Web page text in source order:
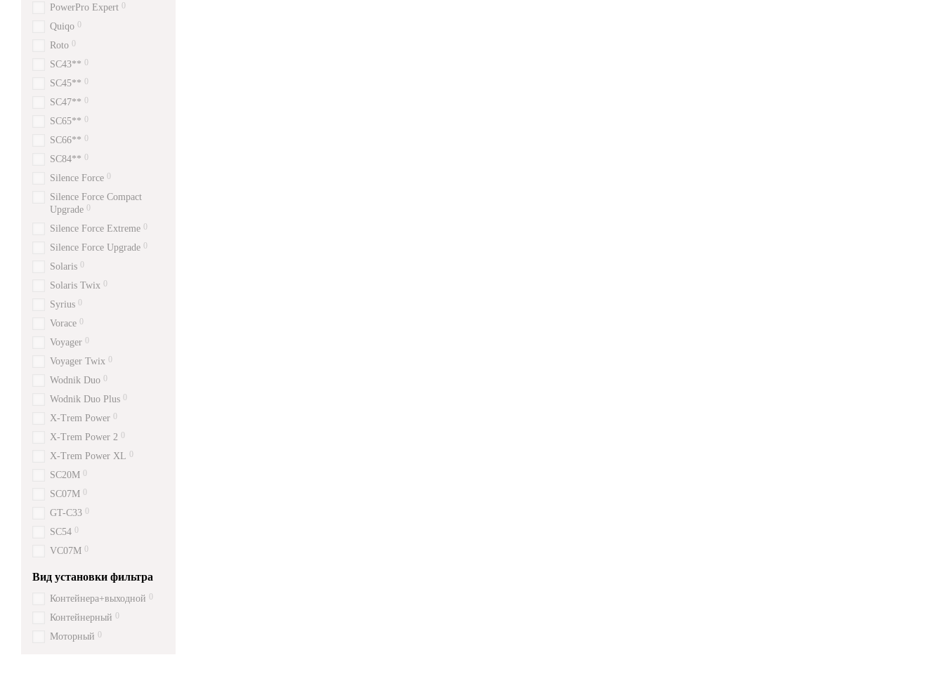
PowerPro Expert 0
Quiqo 0
Roto 0
SC43** 0
SC45** 0
SC47** 0
SC65** 0
SC66** 0
SC84** 0
Silence Force 0
Silence Force Compact
Upgrade 0
Silence Force Extreme 0
Silence Force Upgrade 0
Solaris 0
Solaris Twix 0
Syrius 0
Vorace 0
Voyager 0
Voyager Twix 0
Wodnik Duo 0
Wodnik Duo Plus 0
X-Trem Power 0
X-Trem Power 2 0
X-Trem Power XL 0
SC20M 0
SC07M 0
GT-C33 0
SC54 0
VC07M 0
Вид установки фильтра
Контейнера+выходной 0
Контейнерный 0
Моторный 0